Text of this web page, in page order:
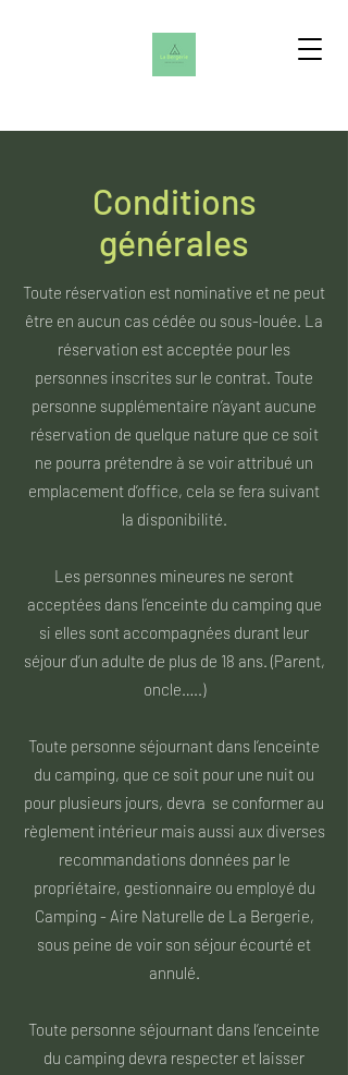
Conditions
générales
Toute réservation est nominative et ne peut
être en aucun cas cédée ou sous-louée. La
réservation est acceptée pour les
personnes inscrites sur le contrat. Toute
personne supplémentaire n’ayant aucune
réservation de quelque nature que ce soit
ne pourra prétendre à se voir attribué un
emplacement d’office, cela se fera suivant
la disponibilité.
Les personnes mineures ne seront
acceptées dans l’enceinte du camping que
si elles sont accompagnées durant leur
séjour d’un adulte de plus de 18 ans. (Parent,
oncle…..)
Toute personne séjournant dans l’enceinte
du camping, que ce soit pour une nuit ou
pour plusieurs jours, devra se conformer au
règlement intérieur mais aussi aux diverses
recommandations données par le
propriétaire, gestionnaire ou employé du
Camping - Aire Naturelle de La Bergerie,
sous peine de voir son séjour écourté et
annulé.
Toute personne séjournant dans l’enceinte
du camping devra respecter et laisser